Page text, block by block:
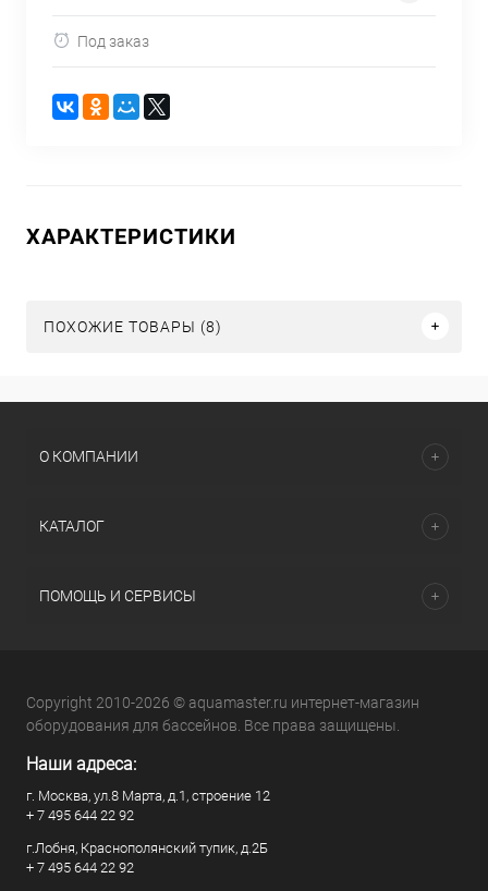
Под заказ
ХАРАКТЕРИСТИКИ
ПОХОЖИЕ ТОВАРЫ (8)
О КОМПАНИИ
КАТАЛОГ
ПОМОЩЬ И СЕРВИСЫ
Copyright 2010-2026 © aquamaster.ru интернет-магазин
оборудования для бассейнов. Все права защищены.
Наши адреса:
г. Москва, ул.8 Марта, д.1, строение 12
+ 7 495 644 22 92
г.Лобня, Краснополянский тупик, д.2Б
+ 7 495 644 22 92